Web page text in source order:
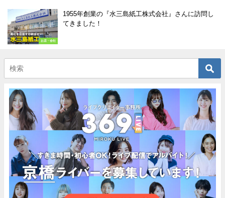
お店・会社
1955年創業の『水三島紙工株式会社』さんに訪問し
てきました！